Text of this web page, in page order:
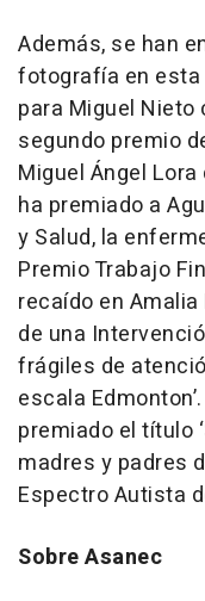
Además, se han
fotografía en esta
para Miguel Nieto
segundo premio
Miguel Ángel
ha premiado a
y Salud, la
Premio Trabajo
recaído en
de una
frágiles de
escala
premiado el título
madres y padres
Espectro Autista
Sobre Asanec